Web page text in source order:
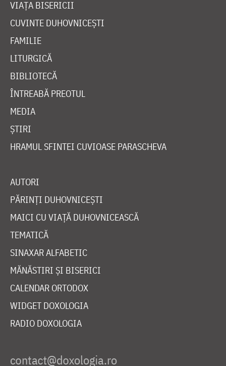
VIAȚA BISERICII
CUVINTE DUHOVNICEȘTI
FAMILIE
LITURGICĂ
BIBLIOTECĂ
ÎNTREABĂ PREOTUL
MEDIA
ȘTIRI
HRAMUL SFINTEI CUVIOASE PARASCHEVA
AUTORI
PĂRINȚI DUHOVNICEȘTI
MAICI CU VIAȚĂ DUHOVNICEASCĂ
TEMATICĂ
SINAXAR ALFABETIC
MĂNĂSTIRI ȘI BISERICI
CALENDAR ORTODOX
WIDGET DOXOLOGIA
RADIO DOXOLOGIA